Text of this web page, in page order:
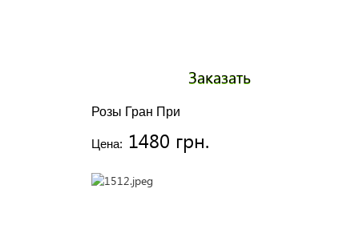
Розы Гран При
Цена: 1480 грн.
Заказать